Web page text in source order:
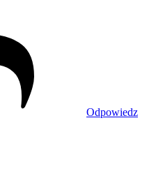
Odpowiedz